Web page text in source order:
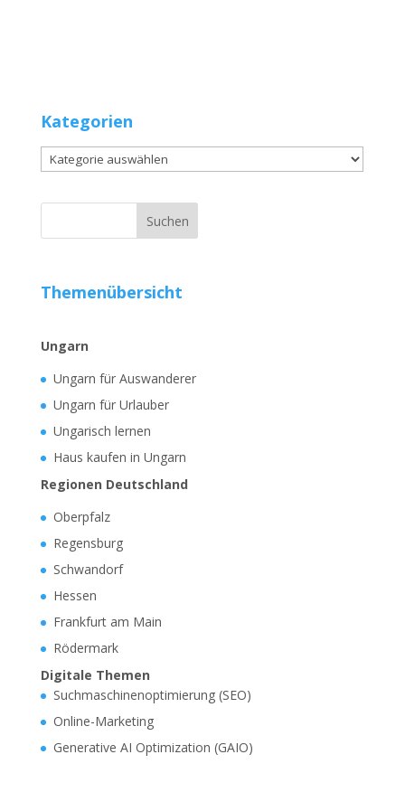
Kategorien
Kategorien
Themenübersicht
Ungarn
Ungarn für Auswanderer
Ungarn für Urlauber
Ungarisch lernen
Haus kaufen in Ungarn
Regionen Deutschland
Oberpfalz
Regensburg
Schwandorf
Hessen
Frankfurt am Main
Rödermark
Digitale Themen
Suchmaschinenoptimierung (SEO)
Online-Marketing
Generative AI Optimization (GAIO)